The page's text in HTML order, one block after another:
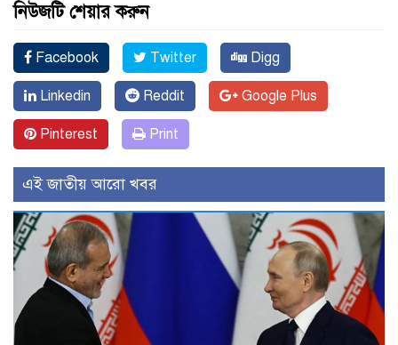
নিউজটি শেয়ার করুন
Facebook Twitter Digg
Linkedin Reddit Google Plus
Pinterest Print
এই জাতীয় আরো খবর